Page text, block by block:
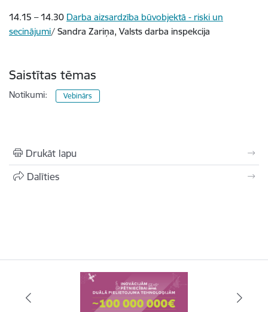
14.15 – 14.30 Darba aizsardzība būvobjektā - riski un
secinājumi/ Sandra Zariņa, Valsts darba inspekcija
Saistītas tēmas
Notikumi: Vebinārs
Drukāt lapu
Dalīties